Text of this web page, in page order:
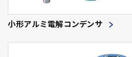
小形アルミ電解コンデンサ